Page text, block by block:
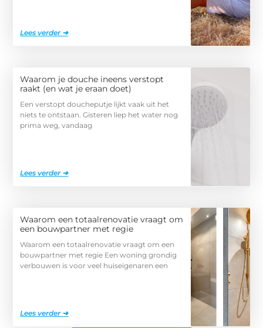
Lees verder ➜
Waarom je douche ineens verstopt
raakt (en wat je eraan doet)
Een verstopt doucheputje lijkt vaak uit het
niets te ontstaan. Gisteren liep het water nog
prima weg, vandaag
Lees verder ➜
Waarom een totaalrenovatie vraagt om
een bouwpartner met regie
Waarom een totaalrenovatie vraagt om een
bouwpartner met regie Een woning grondig
verbouwen is voor veel huiseigenaren een
Lees verder ➜